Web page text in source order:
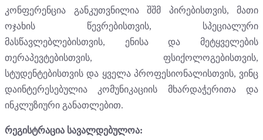
კონფერენცია განკუთვნილია შშმ პირებისთვის, მათი
ოჯახის წევრებისთვის, სპეციალური
მასწავლებლებისთვის, ენისა და მეტყველების
თერაპევტებისთვის, ფსიქოლოგებისთვის,
სტუდენტებისთვის და ყველა პროფესიონალისთვის, ვინც
დაინტერესებულია კომუნიკაციის მხარდაჭერითა და
ინკლუზიური განათლებით.
რეგისტრაცია სავალდებულოა: